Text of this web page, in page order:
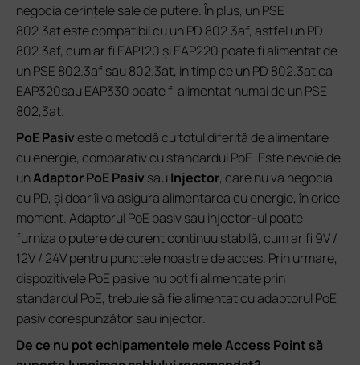
negocia cerințele sale de putere. În plus, un PSE
802.3at este compatibil cu un PD 802.3af, astfel un PD
802.3af, cum ar fi EAP120 și EAP220 poate fi alimentat de
un PSE 802.3af sau 802.3at, in timp ce un PD 802.3at ca
EAP320sau EAP330 poate fi alimentat numai de un PSE
802,3at.
PoE Pasiveste o metodă cu totul diferită de alimentare
cu energie, comparativ cu standardul PoE. Este nevoie de
unAdaptor PoE Pasiv sau Injector, care nu va negocia
cu PD, și doar îi va asigura alimentarea cu energie, în orice
moment. Adaptorul PoE pasiv sau injector-ul poate
furniza o putere de curent continuu stabilă, cum ar fi 9V /
12V / 24V pentru punctele noastre de acces. Prin urmare,
dispozitivele PoE pasive nu pot fi alimentate prin
standardul PoE, trebuie să fie alimentat cu adaptorul PoE
pasiv corespunzător sau injector.
De ce nu pot echipamentele mele Access Point să